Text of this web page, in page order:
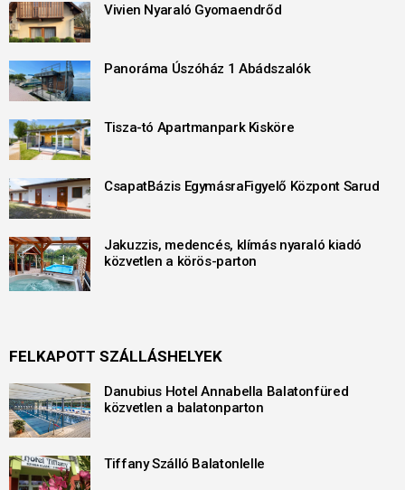
Vivien Nyaraló Gyomaendrőd
Panoráma Úszóház 1 Abádszalók
Tisza-tó Apartmanpark Kisköre
CsapatBázis EgymásraFigyelő Központ Sarud
Jakuzzis, medencés, klímás nyaraló kiadó
közvetlen a körös-parton
FELKAPOTT SZÁLLÁSHELYEK
Danubius Hotel Annabella Balatonfüred
közvetlen a balatonparton
Tiffany Szálló Balatonlelle